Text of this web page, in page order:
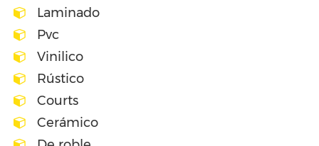
Laminado
Pvc
Vinilico
Rústico
Courts
Cerámico